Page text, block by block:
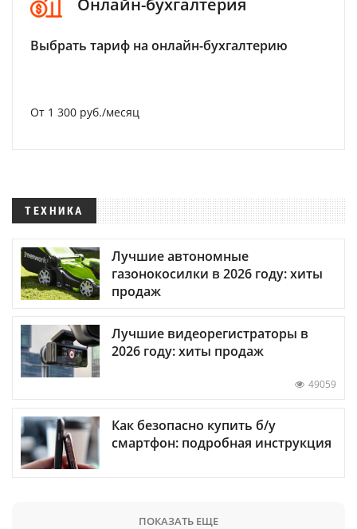
Выбрать тариф на онлайн-бухгалтерию
От 1 300 руб./месяц
ТЕХНИКА
Лучшие автономные
газонокосилки в 2026 году: хиты
продаж
Лучшие видеорегистраторы в
2026 году: хиты продаж
49059
Как безопасно купить б/у
смартфон: подробная инструкция
ПОКАЗАТЬ ЕЩЕ